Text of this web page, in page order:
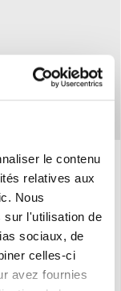
le contenu
relatives aux
Nous
sur l'utilisation de
sociaux, de
celles-ci
avez fournies
mural de